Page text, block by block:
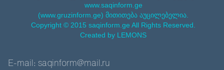
www.saqinform.ge
(www.gruzinform.ge) მითითება აუცილებელია.
Copyright © 2015 saqinform.ge All Rights Reserved.
Created by LEMONS
E-mail: saqinform@mail.ru